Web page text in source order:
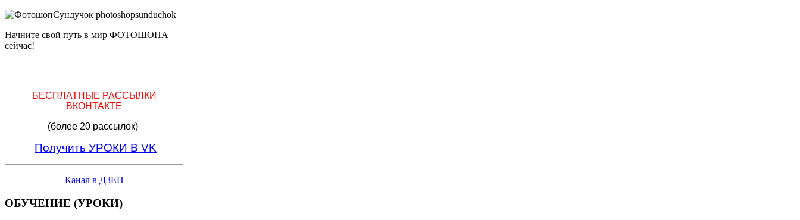
Начните свой путь в мир ФОТОШОПА
сейчас!
БЕСПЛАТНЫЕ РАССЫЛКИ
ВКОНТАКТЕ
(более 20 рассылок)
Получить УРОКИ В VK
Канал в ДЗЕН
ОБУЧЕНИЕ (УРОКИ)